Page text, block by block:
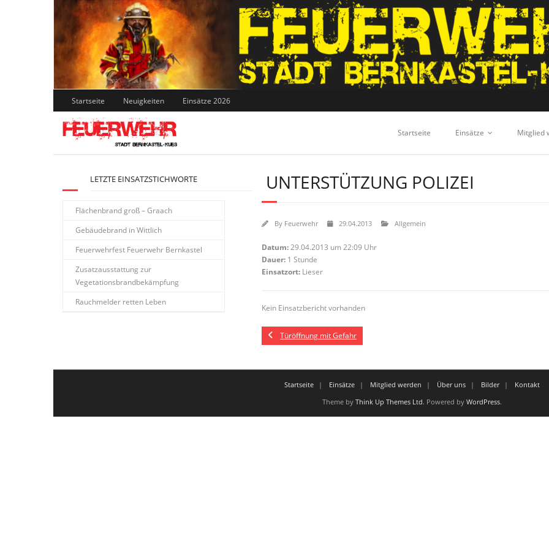
Skip
to
content
Startseite Neuigkeiten Einsätze 2026
Startseite Einsätze Mitglied
UNTERSTÜTZUNG POLIZEI
By Feuerwehr 29.04.2013 Allgemein
Datum:29.04.2013 um 22:09 Uhr
Dauer: 1 Stunde
Einsatzort: Lieser
Kein Einsatzbericht vorhanden
Türöffnung mit Gefahr
LETZTE EINSATZSTICHWORTE
Flächenbrand groß – Graach
Gebäudebrand in Wittlich
Feuerwehrfest Feuerwehr Bernkastel
Zusatzausstattung zur
Vegetationsbrandbekämpfung
Rauchmelder retten Leben
Startseite Einsätze Mitglied werden Über uns Bilder
Kontakt
Theme by Think Up Themes Ltd. Powered by WordPress.